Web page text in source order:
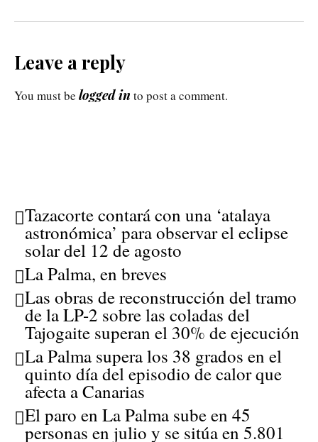
Leave a reply
You must be logged in to post a comment.
Tazacorte contará con una ‘atalaya
astronómica’ para observar el eclipse
solar del 12 de agosto
La Palma, en breves
Las obras de reconstrucción del tramo
de la LP-2 sobre las coladas del
Tajogaite superan el 30% de ejecución
La Palma supera los 38 grados en el
quinto día del episodio de calor que
afecta a Canarias
El paro en La Palma sube en 45
personas en julio y se sitúa en 5.801